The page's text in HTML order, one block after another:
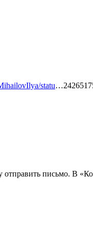
statu
письмо. В